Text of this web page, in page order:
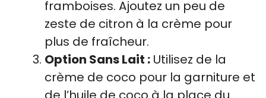
framboises. Ajoutez un peu de
zeste de citron à la crème pour
plus de fraîcheur.
Option Sans Lait : Utilisez de la
crème de coco pour la garniture et